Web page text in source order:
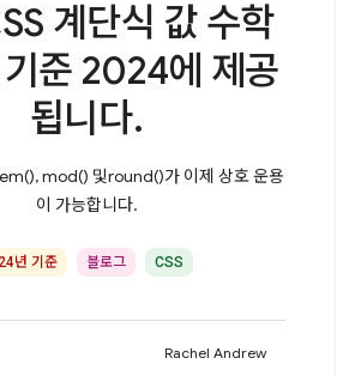
계단식 값 수학
준 2024에 제공
됩니다.
mod() 및round()가 이제 상호 운용
이 가능합니다.
년 기준 블로그 CSS
Rachel Andrew